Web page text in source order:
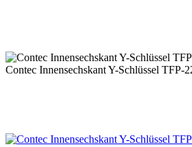
Contec Innensechskant Y-Schlüssel TFP-